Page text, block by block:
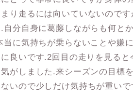
り走るには向いていないので
分自身に葛藤しながらも何と
に気持ちが乗らないことや嫌
良いです.2回目の走りを見る
がしました.来シーズンの目標
いので少しだけ気持ちが重いで